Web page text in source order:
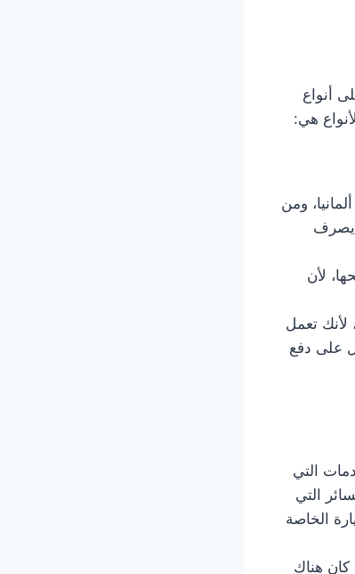
أنواع
هي:
ومن
يصرف
لأن
لأنك تعمل
على دفع
التي
التي
الخاصة
كان هناك